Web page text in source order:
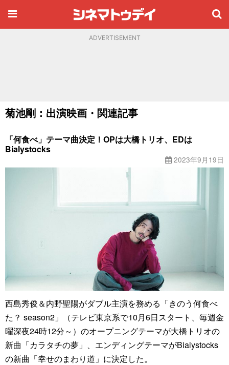
ADVERTISEMENT
菊池剛：出演映画・関連記事
「何食べ」テーマ曲決定！OPは大橋トリオ、EDは
Bialystocks
2023年9月19日
西島秀俊＆内野聖陽がダブル主演を務める「きのう何食べ
た？ season2」（テレビ東京系で10月6日スタート、毎週金
曜深夜24時12分～）のオープニングテーマが大橋トリオの
新曲「カラタチの夢」、エンディングテーマがBialystocks
の新曲「幸せのまわり道」に決定した。